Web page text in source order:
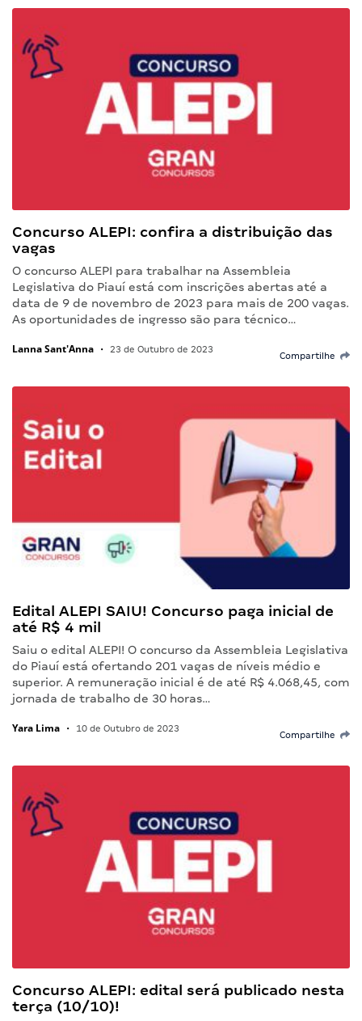
Concurso ALEPI: confira a distribuição das
vagas
O concurso ALEPI para trabalhar na Assembleia
Legislativa do Piauí está com inscrições abertas até a
data de 9 de novembro de 2023 para mais de 200 vagas.
As oportunidades de ingresso são para técnico…
Lanna Sant'Anna • 23 de Outubro de 2023
Compartilhe
Edital ALEPI SAIU! Concurso paga inicial de
até R$ 4 mil
Saiu o edital ALEPI! O concurso da Assembleia Legislativa
do Piauí está ofertando 201 vagas de níveis médio e
superior. A remuneração inicial é de até R$ 4.068,45, com
jornada de trabalho de 30 horas…
Yara Lima • 10 de Outubro de 2023
Compartilhe
Concurso ALEPI: edital será publicado nesta
terça (10/10)!